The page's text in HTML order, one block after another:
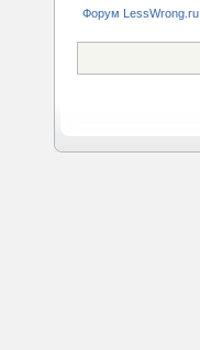
Форум LessWrong.ru